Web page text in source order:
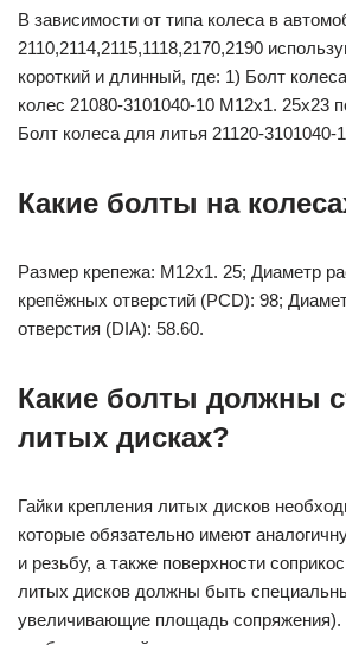
В зависимости от типа колеса в
2110,2114,2115,1118,2170,2190
короткий и длинный, где: 1) Болт
колес 21080-3101040-10 М12х1. 25х23
Болт колеса для литья 21120-3101040-
Какие болты на
Размер крепежа: M12x1. 25; Диаметр
крепёжных отверстий (PCD): 98;
отверстия (DIA): 58.60.
Какие болты должны
литых дисках?
Гайки крепления литых дисков
которые обязательно имеют
и резьбу, а также поверхности
литых дисков должны быть
увеличивающие площадь сопряжения).